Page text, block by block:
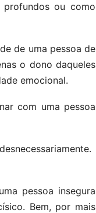
ou como
de uma pessoa de
o dono daqueles
emocional.
com uma pessoa
pessoa insegura
Bem, por mais